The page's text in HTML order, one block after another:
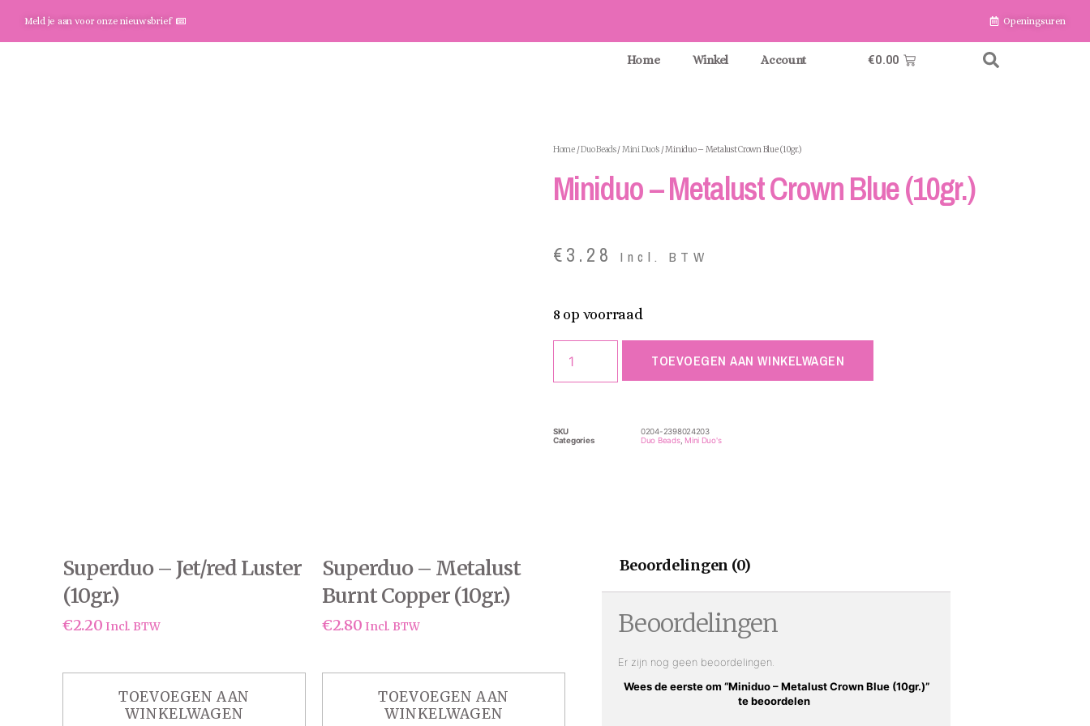
Meld je aan voor onze nieuwsbrief Openingsuren
Home Winkel Account €0.00
Home/Duo Beads/Mini Duo's / Miniduo – Metalust Crown Blue (10gr.)
Miniduo – Metalust Crown Blue (10gr.)
€3.28 Incl. BTW
8 op voorraad
TOEVOEGEN AAN WINKELWAGEN
SKU
0204-2398024203
Categories
Duo Beads, Mini Duo's
Superduo – Jet/red Luster
(10gr.)
€2.20 Incl. BTW
TOEVOEGEN AAN
WINKELWAGEN
Superduo – Metalust
Burnt Copper (10gr.)
€2.80 Incl. BTW
TOEVOEGEN AAN
WINKELWAGEN
Beoordelingen (0)
Beoordelingen
Er zijn nog geen beoordelingen.
Wees de eerste om “Miniduo – Metalust Crown Blue (10gr.)”
te beoordelen